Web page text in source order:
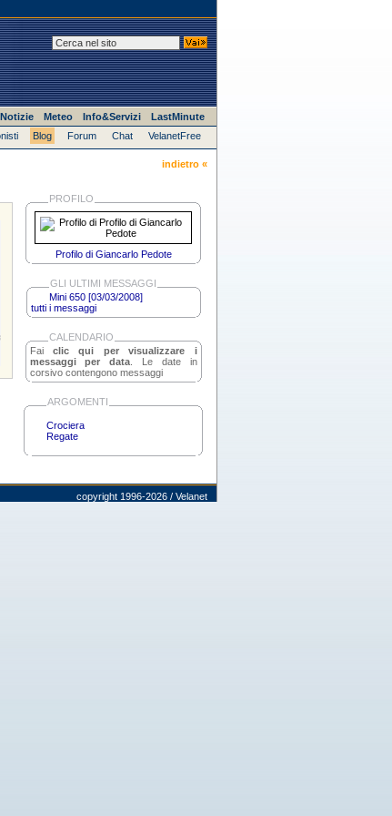
Notizie Meteo Info&Servizi
LastMinute
Blog Forum Chat VelanetFree
indietro «
PROFILO
Profilo di Giancarlo Pedote
GLI ULTIMI MESSAGGI
Mini 650 [03/03/2008]
tutti i messaggi
CALENDARIO
Fai clic qui per visualizzare i
messaggi per data . Le date in
corsivo contengono messaggi
ARGOMENTI
Crociera
Regate
copyright 1996-2026 / Velanet